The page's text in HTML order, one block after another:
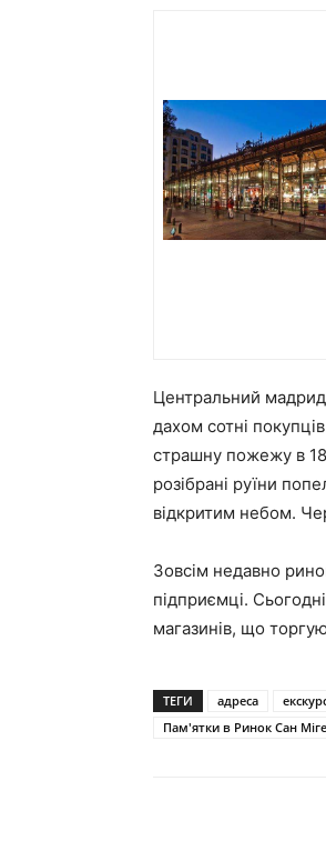
Центральний
дахом сотні
страшну пожежу в 18-
розібрані руїни
відкритим небом.
Зовсім недавно
підприємці.
магазинів, що
ТЕГИ адреса
Пам'ятки в Ринок Сан